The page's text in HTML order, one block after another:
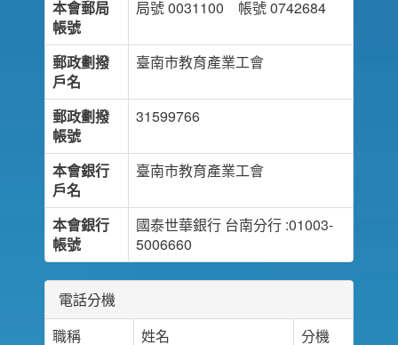
本會郵局
帳號
局號 0031100 帳號 0742684
郵政劃撥
戶名
臺南市教育產業工會
郵政劃撥
帳號
31599766
本會銀行
戶名
臺南市教育產業工會
本會銀行
帳號
國泰世華銀行 台南分行 :01003-
5006660
電話分機
職稱
姓名
分機